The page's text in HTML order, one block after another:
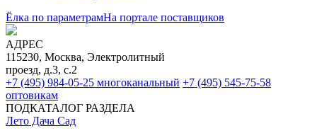
Ёлка по параметрамНа портале поставщиков
АДРЕС
115230, Москва, Электролитный
проезд, д.3, с.2
+7 (495) 984-05-25 многоканальный +7 (495) 545-75-58
оптовикам
ПОДКАТАЛОГ РАЗДЕЛА
Лето Дача Сад